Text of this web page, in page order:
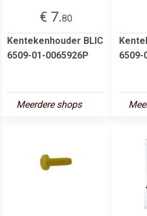
€ 7.80
Kentekenhouder BLIC
6509-01-0065926P
Meerdere shops
6509-